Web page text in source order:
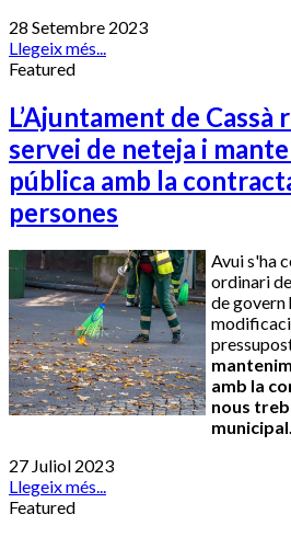
28 Setembre 2023
Llegeix més...
Featured
L’Ajuntament de Cassà
servei de neteja i
pública amb la
persones
Avui s'ha
ordinari
de govern
amb la
nous
municipal.
27 Juliol 2023
Llegeix més...
Featured